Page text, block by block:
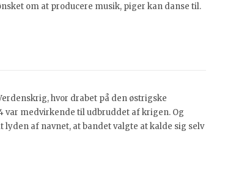
om at producere musik, piger kan danse til.
hvor drabet på den østrigske
var medvirkende til udbruddet af krigen. Og
af navnet, at bandet valgte at kalde sig selv